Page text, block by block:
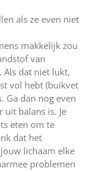
als ze even niet
makkelijk zou
van
Als dat niet lukt,
vol hebt (buikvet
Ga dan nog even
uit balans is. Je
eten om te
dat het
lichaam elke
problemen